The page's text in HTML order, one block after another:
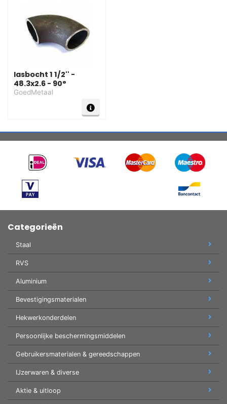
lasbocht 1 1/2'' -
48.3x2.6 - 90°
GoedMetaal
Categorieën
Staal
RVS
Aluminium
Bevestigingsmaterialen
Hekwerkonderdelen
Persoonlijke beschermingsmiddelen
Gebruikersmaterialen & gereedschappen
IJzerwaren & diverse
Aktie & uitloop